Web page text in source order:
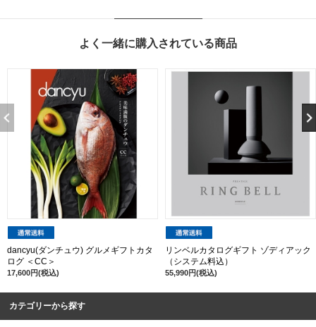
よく一緒に購入されている商品
dancyu(ダンチュウ) グルメギフトカタ
ログ ＜CC＞
17,600円(税込)
リンベルカタログギフト ゾディアック
（システム料込）
55,990円(税込)
カテゴリーから探す